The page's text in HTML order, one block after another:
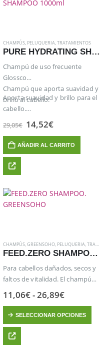
CHAMPÚS, PELUQUERIA,TRATAMIENTOS
PURE HYDRATING SHAMPOO 1000ml
Champú de uso frecuente
Glossco
Champú que aporta suavidad y
brillo al cabello.
Aporta suavidad y brillo para el
cabello.
Formatos: 1000ml
29,05€ El
precio
original
era:
29,05€.
14,52€El
actual
es:
14,52€.
AÑADIR AL CARRITO
CHAMPÚS,GREENSOHO, PELUQUERIA,TRATAMIENTOS
FEED.ZERO SHAMPOO. GREENSOHO
Para cabellos dañados, secos y
faltos de vitalidad. El champú
Feed.zero nutre en
profundidad.
Formulado con aguacate,
reestructura y rellena la fibra
capilar desde la raíz, dejando al
cabello visiblemente más…
11,06€-26,89€Rango
precios:
desde
11,06€
SELECCIONAR OPCIONES
Este
producto
tiene
múltiples